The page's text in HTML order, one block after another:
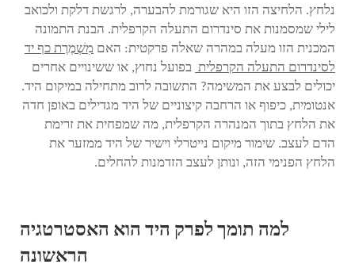
נלחץ. הלחיצה הזו היא שגורמת להבערה, לרגשת דלקת ולכואב
לילי שמסמנות את סינדרום התעלה הקרפלית. הבנת התמונה
המכנית הזו מעלה במהרה שאלה פרקטית: האם מִשְׁמֶרֶת כף יד
לסינדרום התעלה הקרפלית בפועל נחוץ, או ששינויים אחרים
יכולים לבצע את המשימה? התשובה לרוב מתחילה במיקום היד.
אנטומית, כיפוף או הרחבה קיצוניים של היד מגדילים באופן חדה
את הלחץ בתוך המנהרה הקרפלית, מה שמפחית את זרימת
הדם לעצב. שימור מיקום נייטרלי וישיר של היד ממזער את
הלחץ הפנימי הזה, ונותן לעצב הזדמנות להחלים.
למה תומך לפרק היד הוא האסטרטגיה
הראשונה